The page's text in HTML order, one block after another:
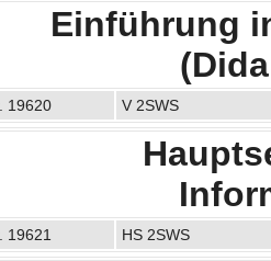
Einführung
19620 V 2SWS
19621 HS 2SWS